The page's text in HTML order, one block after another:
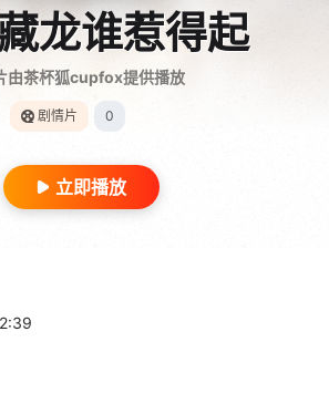
龙谁惹得起
由茶杯狐cupfox提供播放
剧情片 0
立即播放